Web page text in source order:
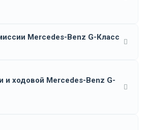
Mercedes-Benz G-Класс
и ходовой Mercedes-Benz G-